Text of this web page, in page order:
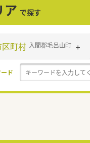
ア で探す
町村 入間郡毛呂山町
ド